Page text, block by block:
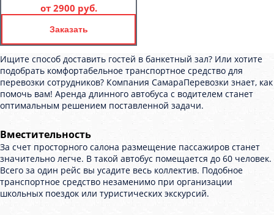
от 2900 руб.
Заказать
Ищите способ доставить гостей в банкетный зал? Или хотите
подобрать комфортабельное транспортное средство для
перевозки сотрудников? Компания СамараПеревозки знает, как
помочь вам! Аренда длинного автобуса с водителем станет
оптимальным решением поставленной задачи.
Вместительность
За счет просторного салона размещение пассажиров станет
значительно легче. В такой автобус помещается до 60 человек.
Всего за один рейс вы усадите весь коллектив. Подобное
транспортное средство незаменимо при организации
школьных поездок или туристических экскурсий.